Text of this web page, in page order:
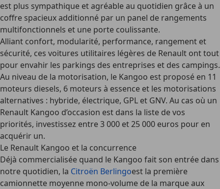
est plus sympathique et agréable au quotidien grâce à un
coffre spacieux additionné par un panel de rangements
multifonctionnels et une porte coulissante.
Alliant confort, modularité, performance, rangement et
sécurité, ces voitures utilitaires légères de Renault ont tout
pour envahir les parkings des entreprises et des campings.
Au niveau de la motorisation, le Kangoo est proposé en 11
moteurs diesels, 6 moteurs à essence et les motorisations
alternatives : hybride, électrique, GPL et GNV. Au cas où un
Renault Kangoo d’occasion est dans la liste de vos
priorités, investissez entre 3 000 et 25 000 euros pour en
acquérir un.
Le Renault Kangoo et la concurrence
Déjà commercialisée quand le Kangoo fait son entrée dans
notre quotidien, la Citroën Berlingoest la première
camionnette moyenne mono-volume de la marque aux